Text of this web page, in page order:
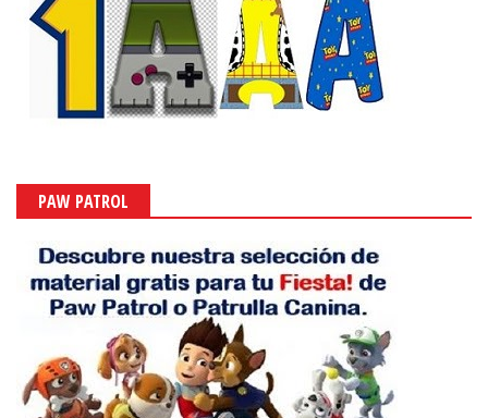
PAW PATROL